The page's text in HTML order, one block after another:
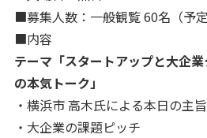
■募集人数：一般観覧 60名（予定
■内容
テーマ「スタートアップと大企
の本気トーク」
・横浜市 高木氏による本日の主
・大企業の課題ピッチ